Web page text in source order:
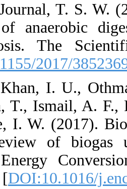
12. [12]
ecology of
[DOI:10.1155/
13. [13]
Matsuura, T.,
& Azelee, I.
fuel-A
storage.
277-294. [